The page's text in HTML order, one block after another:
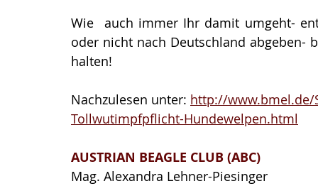
Wie  auch immer Ihr damit umgeht-
oder nicht nach Deutschland abgeben-
halten!
Nachzulesen unter: http://www.bmel.de/
Tollwutimpfpflicht-Hundewelpen.html
AUSTRIAN BEAGLE CLUB (ABC)
Mag. Alexandra Lehner-Piesinger